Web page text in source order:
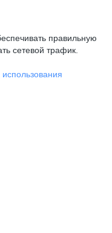
правильную
сетевой трафик.